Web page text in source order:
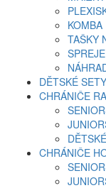
KOMBA
TAŠKY
DĚTSKÉ SETY
CHRÁNIČE
DĚTSKÉ
CHRÁNIČE